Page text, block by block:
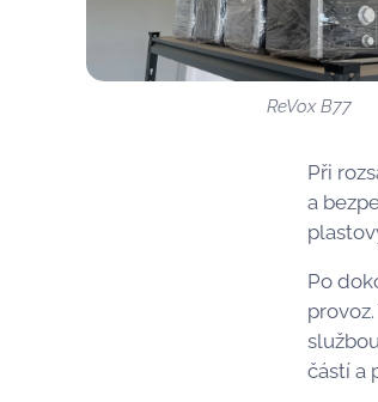
ReVox B77
Při
a
Po
částí a